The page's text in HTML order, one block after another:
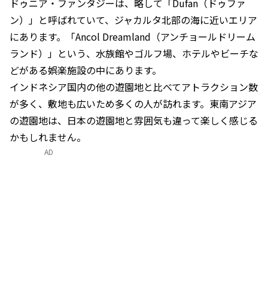
ドゥニア・ファンタジーは、略して「Dufan（ドゥファ
ン）」と呼ばれていて、ジャカルタ北部の海に近いエリア
にあります。「Ancol Dreamland（アンチョールドリーム
ランド）」という、水族館やゴルフ場、ホテルやビーチな
どがある娯楽施設の中にあります。
インドネシア国内の他の遊園地と比べてアトラクション数
が多く、敷地も広いため多くの人が訪れます。東南アジア
の遊園地は、日本の遊園地と雰囲気も違って楽しく感じる
かもしれません。
AD